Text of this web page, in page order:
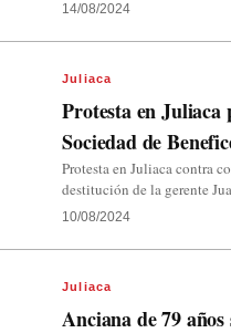
14/08/2024
Juliaca
Protesta en
Sociedad de
Protesta en Juliaca contra
destitución de la gerente
10/08/2024
Juliaca
Anciana de 79